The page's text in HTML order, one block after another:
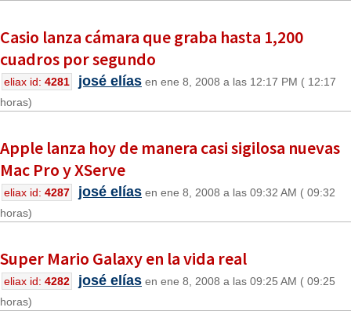
Casio lanza cámara que graba hasta 1,200
cuadros por segundo
eliax id: 4281 josé elías en ene 8, 2008 a las 12:17 PM ( 12:17
horas)
Apple lanza hoy de manera casi sigilosa nuevas
Mac Pro y XServe
eliax id: 4287 josé elías en ene 8, 2008 a las 09:32 AM ( 09:32
horas)
Super Mario Galaxy en la vida real
eliax id: 4282 josé elías en ene 8, 2008 a las 09:25 AM ( 09:25
horas)